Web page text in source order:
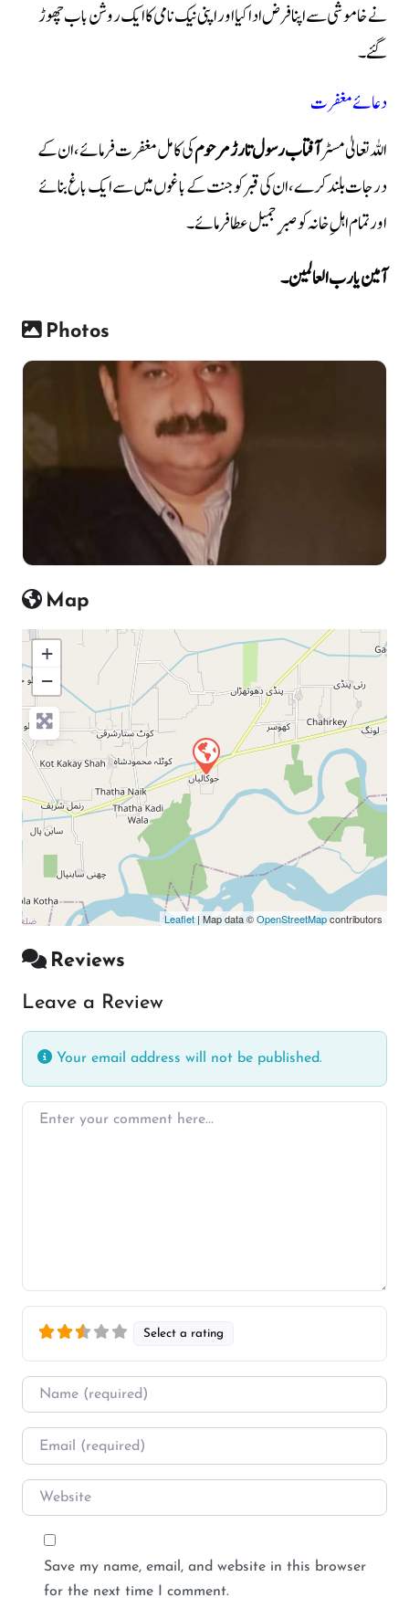
نے خاموشی سے اپنا فرض ادا کیا اور اپنی نیک نامی کا ایک روشن باب چھوڑ
گئے۔
دعائے مغفرت
اللہ تعالیٰ مسٹرآفتاب رسول تارڑ مرحومکی کامل مغفرت فرمائے، ان کے
درجات بلند کرے، ان کی قبر کو جنت کے باغوں میں سے ایک باغ بنائے
اور تمام اہلِ خانہ کو صبرِ جمیل عطا فرمائے۔
آمین یا رب العالمین۔
Photos
Map
+
−
Press Enter key to search
Leaflet | Map data ©OpenStreetMapcontributors
Reviews
Leave a Review
Your email address will not be published.
Enter your comment here…
Select a rating
Name
Email
Website
Save my name, email, and website in this browser
for the next time I comment.